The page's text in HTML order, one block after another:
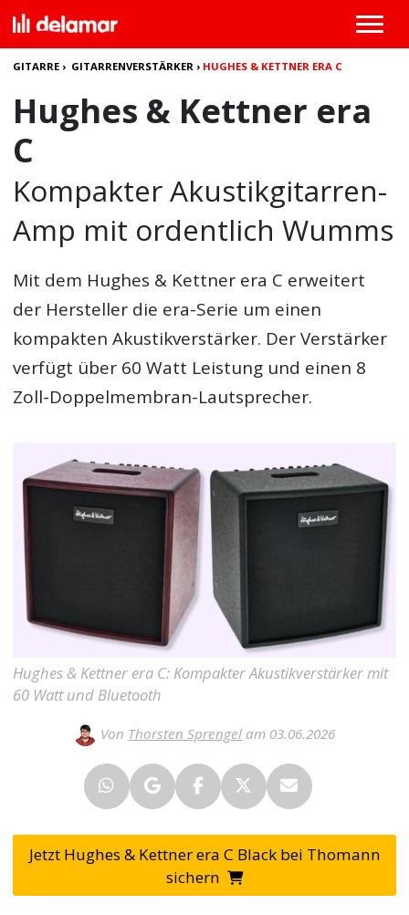
GITARRE › GITARRENVERSTÄRKER › HUGHES & KETTNER ERA C
Hughes & Kettner era
C
Kompakter Akustikgitarren-
Amp mit ordentlich Wumms
Mit dem Hughes & Kettner era C erweitert
der Hersteller die era-Serie um einen
kompakten Akustikverstärker. Der Verstärker
verfügt über 60 Watt Leistung und einen 8
Zoll-Doppelmembran-Lautsprecher.
Hughes & Kettner era C: Kompakter Akustikverstärker mit
60 Watt und Bluetooth
Von Thorsten Sprengel am 03.06.2026
Jetzt Hughes & Kettner era C Black bei Thomann
sichern